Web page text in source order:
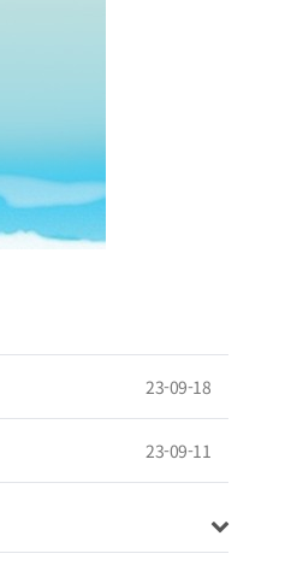
23-09-18
23-09-11